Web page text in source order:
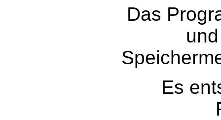
Das
Es